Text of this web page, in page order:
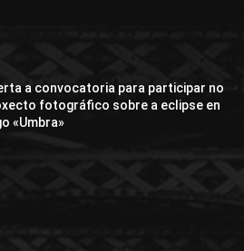
a convocatoria para participar no
fotográfico sobre a eclipse en
«Umbra»